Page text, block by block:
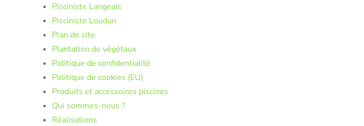
Pisciniste Langeais
Pisciniste Loudun
Plan de site
Plantation de végétaux
Politique de confidentialité
Politique de cookies (EU)
Produits et accessoires piscines
Qui sommes-nous ?
Réalisations